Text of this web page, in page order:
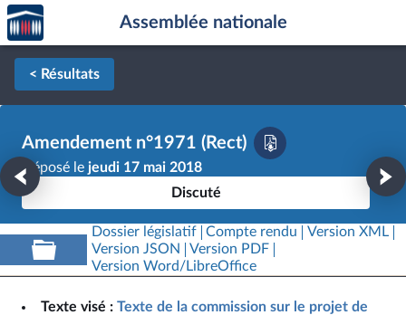
Aller au contenu
Aller en bas de la page
Accèder
à la
page
d'accueil
Assemblée nationale
< Résultats
Amendement n°1971 (Rect)
Déposé le jeudi 17 mai 2018
Discuté
Dossier législatif Compte rendu
Version XML
Version JSON
Version PDF
Version Word/LibreOffice
Texte visé : Texte de la commission sur le projet de